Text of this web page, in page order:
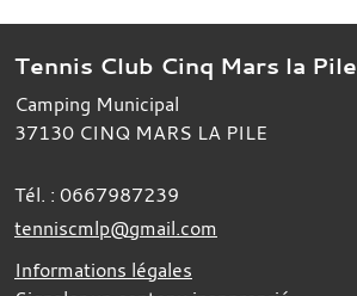
Tennis Club Cinq Mars la Pile
Camping Municipal
37130 CINQ MARS LA PILE
Tél. : 0667987239
tenniscmlp@gmail.com
Informations légales